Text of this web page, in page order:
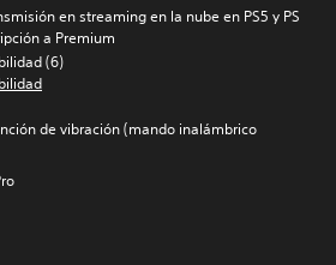
en streaming en la nube en PS5 y PS
a Premium
(6)
de vibración (mando inalámbrico